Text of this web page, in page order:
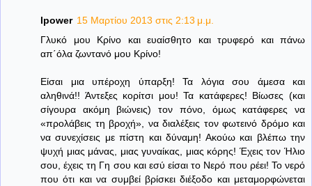
lpower 15 Μαρτίου 2013 στις 2:13 μ.μ.
Γλυκό μου Κρίνο και ευαίσθητο και τρυφερό και πάνω
απ΄όλα ζωντανό μου Κρίνο!
Είσαι μια υπέροχη ύπαρξη! Τα λόγια σου άμεσα και
αληθινά!! Άντεξες κορίτσι μου! Τα κατάφερες! Βίωσες (και
σίγουρα ακόμη βιώνεις) τον πόνο, όμως κατάφερες να
«προλάβεις τη βροχή», να διαλέξεις τον φωτεινό δρόμο και
να συνεχίσεις με πίστη και δύναμη! Ακούω και βλέπω την
ψυχή μιας μάνας, μιας γυναίκας, μιας κόρης! Έχεις τον Ήλιο
σου, έχεις τη Γη σου και εσύ είσαι το Νερό που ρέει! Το νερό
που ότι και να συμβεί βρίσκει διέξοδο και μεταμορφώνεται